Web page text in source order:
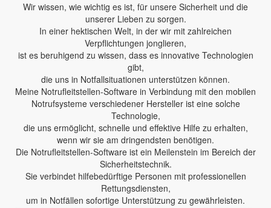
Wir wissen, wie wichtig es ist, für unsere Sicherheit und die
unserer Lieben zu sorgen.
In einer hektischen Welt, in der wir mit zahlreichen
Verpflichtungen jonglieren,
ist es beruhigend zu wissen, dass es innovative Technologien
gibt,
die uns in Notfallsituationen unterstützen können.
Meine Notrufleitstellen-Software in Verbindung mit den mobilen
Notrufsysteme verschiedener Hersteller ist eine solche
Technologie,
die uns ermöglicht, schnelle und effektive Hilfe zu erhalten,
wenn wir sie am dringendsten benötigen.
Die Notrufleitstellen-Software ist ein Meilenstein im Bereich der
Sicherheitstechnik.
Sie verbindet hilfebedürftige Personen mit professionellen
Rettungsdiensten,
um in Notfällen sofortige Unterstützung zu gewährleisten.